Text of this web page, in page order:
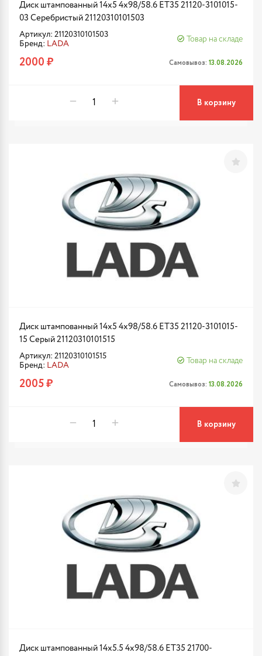
Диск штампованный 14x5 4x98/58.6 ET35 21120-3101015-
03 Серебристый 21120310101503
Артикул: 21120310101503
Бренд: LADA
Товар на складе
2000 ₽ Самовывоз: 13.08.2026
В корзину
Диск штампованный 14x5 4x98/58.6 ET35 21120-3101015-
15 Серый 21120310101515
Артикул: 21120310101515
Бренд: LADA
Товар на складе
2005 ₽ Самовывоз: 13.08.2026
В корзину
Диск штампованный 14x5.5 4x98/58.6 ET35 21700-